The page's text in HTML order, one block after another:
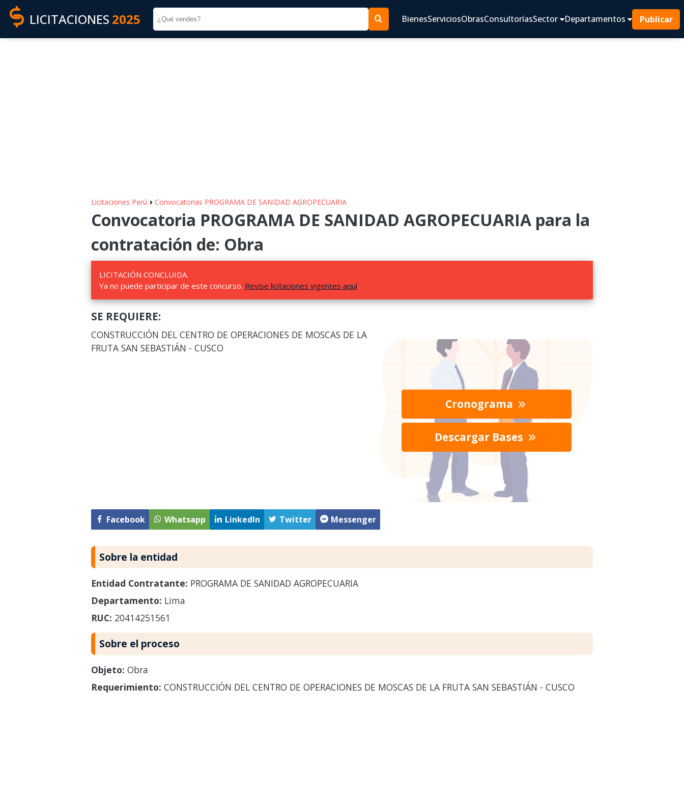
LICITACIONES 2025 BienesServiciosObrasConsultoríasSector Departamentos Publicar
Licitaciones Perú › Convocatorias PROGRAMA DE SANIDAD AGROPECUARIA
Convocatoria PROGRAMA DE SANIDAD AGROPECUARIA para la
contratación de: Obra
LICITACIÓN CONCLUIDA.
Ya no puede participar de este concurso. Revise licitaciones vigentes aquí
SE REQUIERE:
CONSTRUCCIÓN DEL CENTRO DE OPERACIONES DE MOSCAS DE LA
FRUTA SAN SEBASTIÁN - CUSCO
Facebook Whatsapp LinkedIn Twitter Messenger
Cronograma
Descargar Bases
Sobre la entidad
Entidad Contratante: PROGRAMA DE SANIDAD AGROPECUARIA
Departamento: Lima
RUC: 20414251561
Sobre el proceso
Objeto: Obra
Requerimiento: CONSTRUCCIÓN DEL CENTRO DE OPERACIONES DE MOSCAS DE LA FRUTA SAN SEBASTIÁN - CUSCO